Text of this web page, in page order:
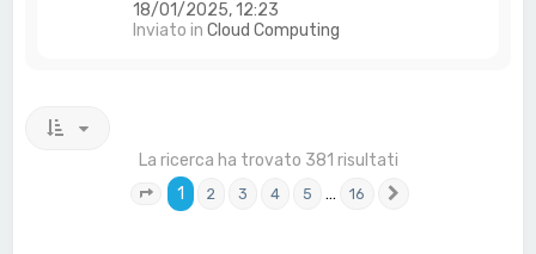
18/01/2025, 12:23
Inviato inCloud Computing
La ricerca ha trovato 381 risultati
Pagina1 16
1 2 3 4 5 … 16